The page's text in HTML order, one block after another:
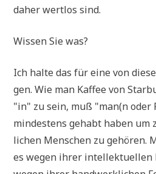
daher wert­los sind.
Wis­sen Sie was?
Ich hal­te das für eine von
gen. Wie man Kaf­fee von
"in" zu sein, muß "man(n oder
min­de­stens gehabt haben
li­chen Men­schen zu gehö­ren.
es wegen ihrer intel­lek­tu­el­len